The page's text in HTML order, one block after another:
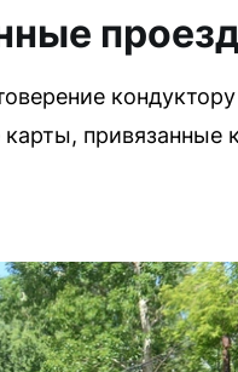
привязанные к